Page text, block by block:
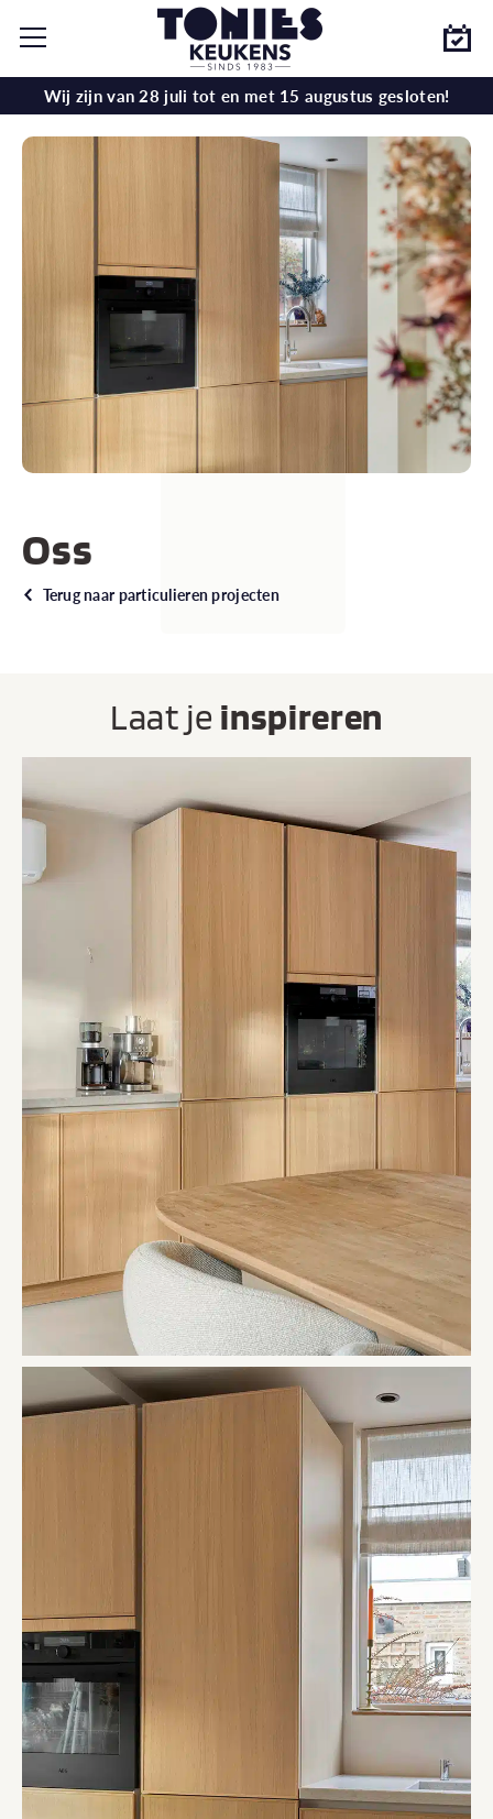
Wij zijn van 28 juli tot en met 15 augustus gesloten!
Oss
Terug naar particulieren projecten
Laat je inspireren